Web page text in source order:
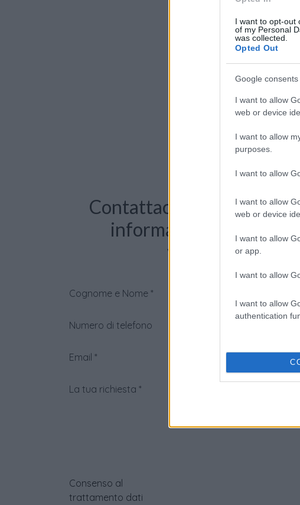
I want to opt-out
of my Personal
was collected.
Opted Out
Google consents
I want to allow
web or device
I want to allow
purposes.
I want to allow
I want to allow
web or device
I want to allow
or app.
I want to allow
I want to allow
authentication
Contattaci per richiedere
informazioni o
videochiamata:
Cognome e Nome *
Numero di telefono
Email *
La tua richiesta *
Consenso al
trattamento dati